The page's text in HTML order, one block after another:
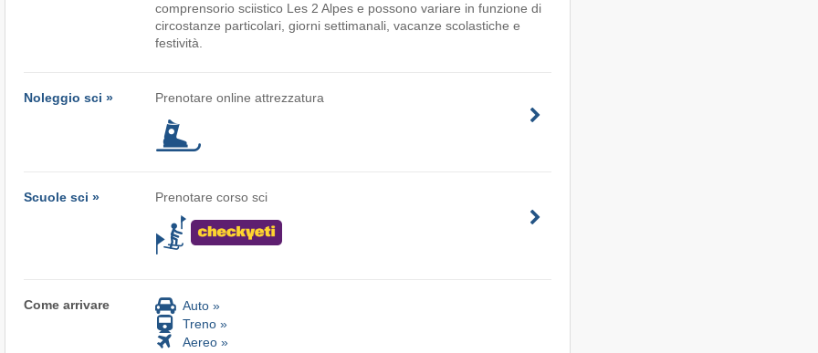
comprensorio sciistico Les 2 Alpes e possono variare in funzione di
circostanze particolari, giorni settimanali, vacanze scolastiche e
festività.
Noleggio sci » Prenotare online attrezzatura
Scuole sci » Prenotare corso sci
Come arrivare
Auto »
Treno »
Aereo »